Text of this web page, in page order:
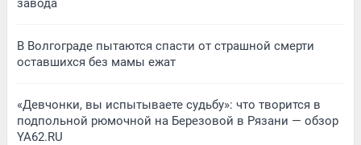
завода
В Волгограде пытаются спасти от страшной смерти
оставшихся без мамы ежат
«Девчонки, вы испытываете судьбу»: что творится в
подпольной рюмочной на Березовой в Рязани — обзор
YA62.RU